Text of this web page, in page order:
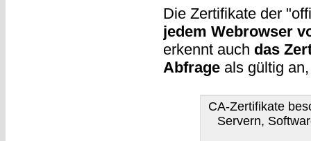
Die Zertifikate der
jedem Webrowser
erkennt auch das
Abfrageals gültig
CA-Zertifikate
Servern,